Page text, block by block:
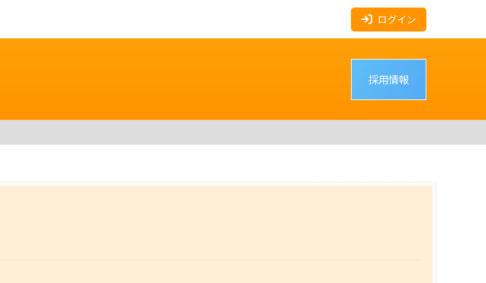
ログイン
採用情報